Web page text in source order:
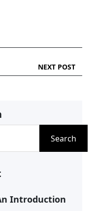
NEXT POST
Search
Introduction